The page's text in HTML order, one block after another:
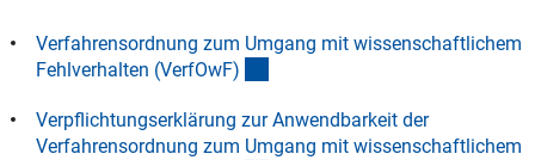
Verfahrensordnung zum Umgang mit wissenschaftlichem
Fehlverhalten (VerfOwF)
Verpflichtungserklärung zur Anwendbarkeit der
Verfahrensordnung zum Umgang mit wissenschaftlichem